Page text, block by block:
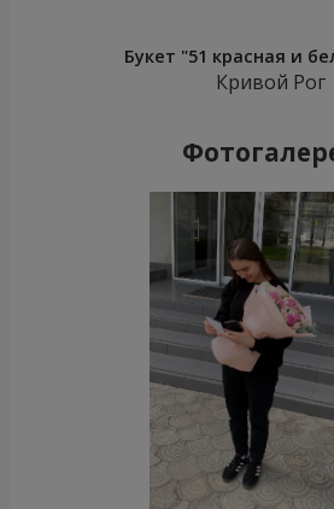
Букет "51 красная и
Кривой Рог